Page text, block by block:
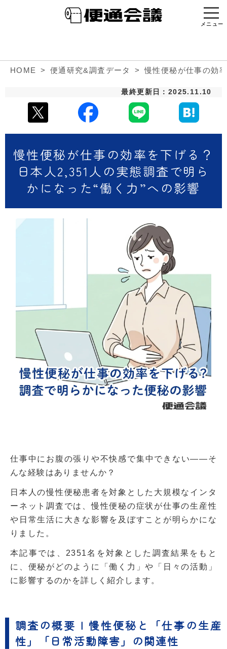
メニュー
HOME 便通研究&調査データ 慢性便秘が仕事の効
最終更新日：2025.11.10
慢性便秘が仕事の効率を下げる？
日本人2,351人の実態調査で明ら
かになった“働く力”への影響
仕事中にお腹の張りや不快感で集中できない——そ
んな経験はありませんか？
日本人の慢性便秘患者を対象とした大規模なインタ
ーネット調査では、慢性便秘の症状が仕事の生産性
や日常生活に大きな影響を及ぼすことが明らかにな
りました。
本記事では、2351名を対象とした調査結果をもと
に、便秘がどのように「働く力」や「日々の活動」
に影響するのかを詳しく紹介します。
調査の概要 | 慢性便秘と「仕事の生産
性」「日常活動障害」の関連性